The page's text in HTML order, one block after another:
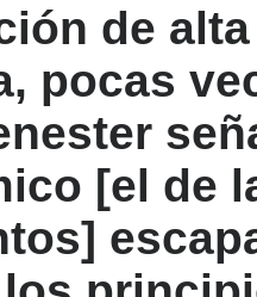
de
pocas
[el de